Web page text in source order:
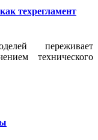
техрегламент
переживает
технического